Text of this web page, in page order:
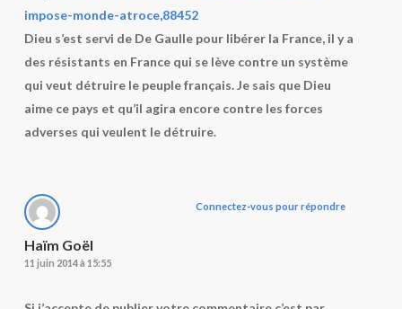
impose-monde-atroce,88452
Dieu s’est servi de De Gaulle pour libérer la France, il y a
des résistants en France qui se lève contre un système
qui veut détruire le peuple français. Je sais que Dieu
aime ce pays et qu’il agira encore contre les forces
adverses qui veulent le détruire.
Haïm Goël
11 juin 2014 à 15:55
Connectez-vous pour répondre